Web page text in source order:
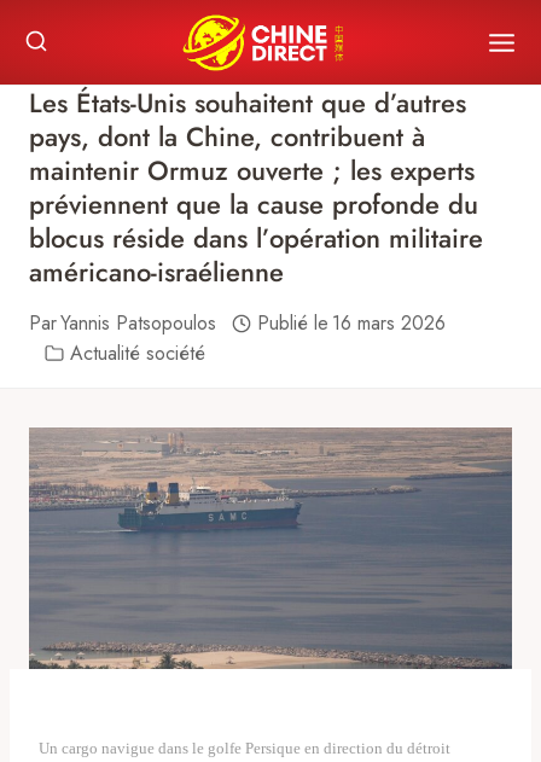
content
Les États-Unis souhaitent que d’autres
pays, dont la Chine, contribuent à
maintenir Ormuz ouverte ; les experts
préviennent que la cause profonde du
blocus réside dans l’opération militaire
américano-israélienne
ParYannis Patsopoulos Publié le 16 mars 2026
Actualité société
Un cargo navigue dans le golfe Persique en direction du détroit